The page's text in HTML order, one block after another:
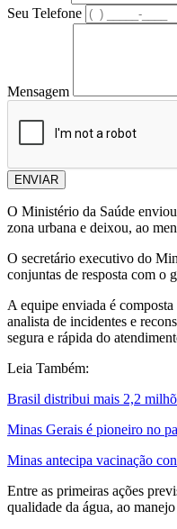
Seu Telefone
Mensagem
ENVIAR
O Ministério da Saúde
zona urbana e deixou, ao
O secretário executivo do
conjuntas de resposta com o
A equipe enviada é
analista de incidentes e
segura e rápida do
Leia Também:
Brasil distribui mais 2,2
Minas Gerais é pioneiro no
Minas antecipa vacinação
Entre as primeiras ações
qualidade da água, ao